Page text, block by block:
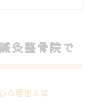
院が妊婦を支え
灸整骨院で
の理由とは